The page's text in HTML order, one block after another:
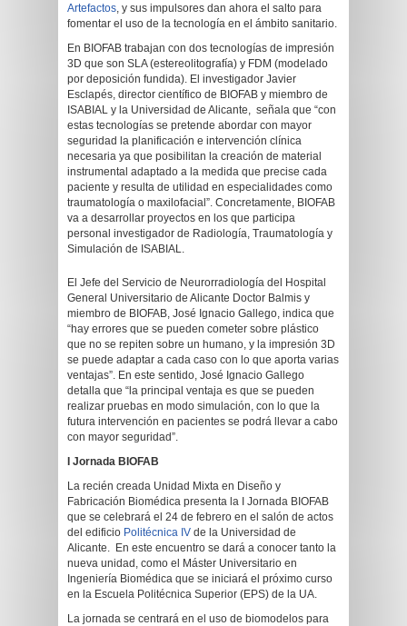
Artefactos, y sus impulsores dan ahora el salto para
fomentar el uso de la tecnología en el ámbito sanitario.
En BIOFAB trabajan con dos tecnologías de impresión
3D que son SLA (estereolitografía) y FDM (modelado
por deposición fundida). El investigador Javier
Esclapés, director científico de BIOFAB y miembro de
ISABIAL y la Universidad de Alicante, señala que “con
estas tecnologías se pretende abordar con mayor
seguridad la planificación e intervención clínica
necesaria ya que posibilitan la creación de material
instrumental adaptado a la medida que precise cada
paciente y resulta de utilidad en especialidades como
traumatología o maxilofacial”. Concretamente, BIOFAB
va a desarrollar proyectos en los que participa
personal investigador de Radiología, Traumatología y
Simulación de ISABIAL.
El Jefe del Servicio de Neurorradiología del Hospital
General Universitario de Alicante Doctor Balmis y
miembro de BIOFAB, José Ignacio Gallego, indica que
“hay errores que se pueden cometer sobre plástico
que no se repiten sobre un humano, y la impresión 3D
se puede adaptar a cada caso con lo que aporta varias
ventajas”. En este sentido, José Ignacio Gallego
detalla que “la principal ventaja es que se pueden
realizar pruebas en modo simulación, con lo que la
futura intervención en pacientes se podrá llevar a cabo
con mayor seguridad”.
I Jornada BIOFAB
La recién creada Unidad Mixta en Diseño y
Fabricación Biomédica presenta la I Jornada BIOFAB
que se celebrará el 24 de febrero en el salón de actos
del edificio Politécnica IV de la Universidad de
Alicante. En este encuentro se dará a conocer tanto la
nueva unidad, como el Máster Universitario en
Ingeniería Biomédica que se iniciará el próximo curso
en la Escuela Politécnica Superior (EPS) de la UA.
La jornada se centrará en el uso de biomodelos para